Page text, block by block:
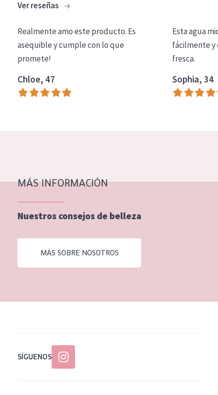
COLECCIÓN
Essentials
Lift+
Expert
TIPO DE PIEL
Piel expuesta al sol
Piel menopáusica
Todas las edades
Edad: de 35 a 55
Ver reseñas
Realmente amo este producto. Es
asequible y cumple con lo que
promete!
Chloe, 47
Esta agua
fácilmente y
fresca.
Sophia, 34
MÁS INFORMACIÓN
Nuestros consejos de belleza
MÁS SOBRE NOSOTROS
SÍGUENOS